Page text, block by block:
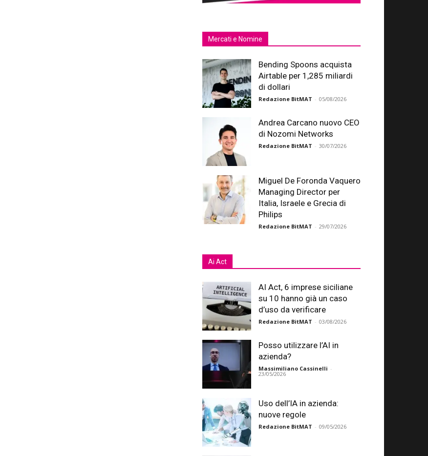
Mercati e Nomine
Bending Spoons acquista
Airtable per 1,285 miliardi
di dollari
Redazione BitMAT - 05/08/2026
Andrea Carcano nuovo CEO
di Nozomi Networks
Redazione BitMAT - 30/07/2026
Miguel De Foronda Vaquero
Managing Director per
Italia, Israele e Grecia di
Philips
Redazione BitMAT - 29/07/2026
Ai Act
AI Act, 6 imprese siciliane
su 10 hanno già un caso
d’uso da verificare
Redazione BitMAT - 03/08/2026
Posso utilizzare l’AI in
azienda?
Massimiliano Cassinelli -
23/05/2026
Uso dell’IA in azienda:
nuove regole
Redazione BitMAT - 09/05/2026